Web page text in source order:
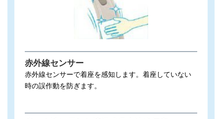
赤外線センサー
赤外線センサーで着座を感知します。着座していない
時の誤作動を防ぎます。